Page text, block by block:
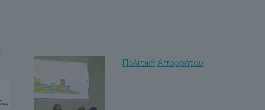
Πολιτική Απορρήτου